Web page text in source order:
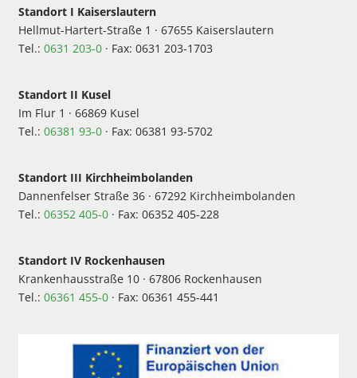
Standort I Kaiserslautern
Hellmut-Hartert-Straße 1 · 67655 Kaiserslautern
Tel.: 0631 203-0 · Fax: 0631 203-1703
Standort II Kusel
Im Flur 1 · 66869 Kusel
Tel.: 06381 93-0 · Fax: 06381 93-5702
Standort III Kirchheimbolanden
Dannenfelser Straße 36 · 67292 Kirchheimbolanden
Tel.: 06352 405-0 · Fax: 06352 405-228
Standort IV Rockenhausen
Krankenhausstraße 10 · 67806 Rockenhausen
Tel.: 06361 455-0 · Fax: 06361 455-441